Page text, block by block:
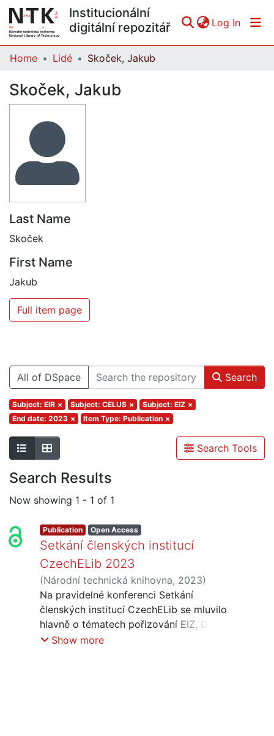
Institucionální
digitální repozitář
Log In
Communities & Collections
All of DSpace
Home Lidé Skoček, Jakub
Skoček, Jakub
Last Name
Skoček
First Name
Jakub
Full item page
All of DSpace Search
Subject: EIR × Subject: CELUS × Subject: EIZ ×
End date: 2023 × Item Type: Publication ×
Search Tools
Search Results
Now showing 1 - 1 of 1
Publication Open Access
Setkání členských institucí
CzechELib 2023
(Národní technická knihovna, 2023)
Jirát, Jiří;Skoček, Jakub
Na pravidelné konferenci Setkání
členských institucí CzechELib se mluvilo
hlavně o tématech pořizování EIZ, DPH
a finance, transformační smlouvy a
Show more